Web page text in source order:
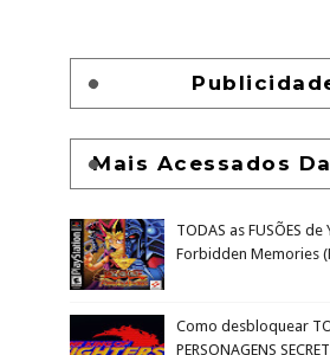
Mais Acessados
TODAS as FUSÕES de
Forbidden Memories
Como desbloquear
PERSONAGENS